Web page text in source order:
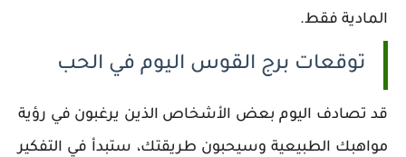
المادية فقط.
توقعات برج القوس اليوم في الحب
قد تصادف اليوم بعض الأشخاص الذين يرغبون في رؤية
مواهبك الطبيعية وسيحبون طريقتك، ستبدأ في التفكير